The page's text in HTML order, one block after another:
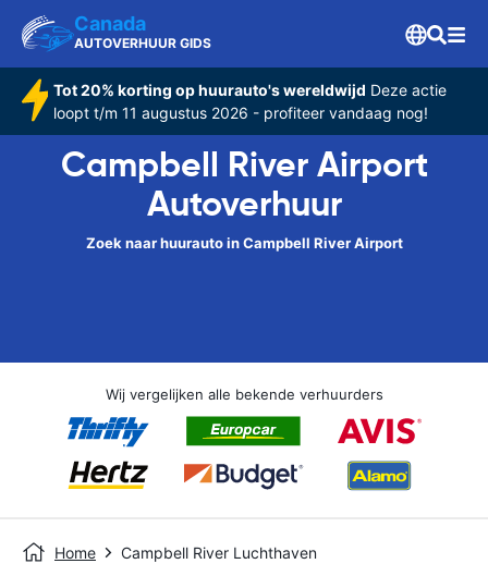
Canada
AUTOVERHUUR GIDS
Tot 20% korting op huurauto's wereldwijd Deze actie
loopt t/m 11 augustus 2026 - profiteer vandaag nog!
Campbell River Airport
Autoverhuur
Zoek naar huurauto in Campbell River Airport
Wij vergelijken alle bekende verhuurders
Home Campbell River Luchthaven